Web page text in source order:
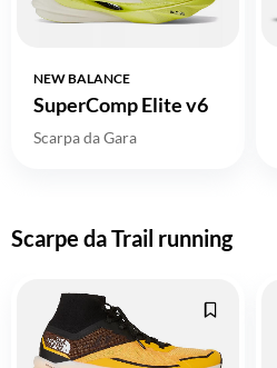
NEW BALANCE
SuperComp Elite v6
Scarpa da Gara
Scarpe da Trail running